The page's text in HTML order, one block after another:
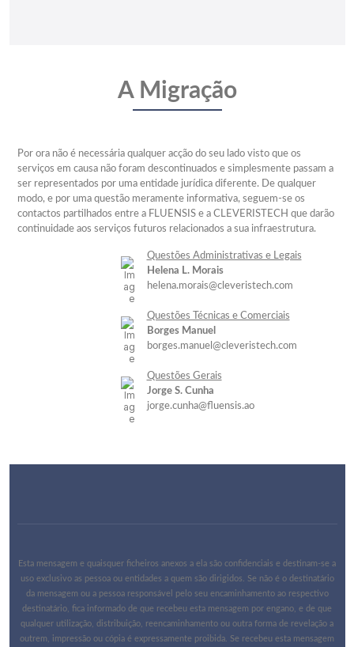
A Migração
Por ora não é necessária qualquer acção do seu lado visto que os
serviços em causa não foram descontinuados e simplesmente passam a
ser representados por uma entidade jurídica diferente. De qualquer
modo, e por uma questão meramente informativa, seguem-se os
contactos partilhados entre a FLUENSIS e a CLEVERISTECH que darão
continuidade aos serviços futuros relacionados a sua infraestrutura.
Questões Administrativas e Legais
Helena L. Morais
helena.morais@cleveristech.com
Questões Técnicas e Comerciais
Borges Manuel
borges.manuel@cleveristech.com
Questões Gerais
Jorge S. Cunha
jorge.cunha@fluensis.ao
Esta mensagem e quaisquer ficheiros anexos a ela são confidenciais e destinam-se a
uso exclusivo as pessoa ou entidades a quem são dirigidos. Se não é o destinatário
da mensagem ou a pessoa responsável pelo seu encaminhamento ao respectivo
destinatário, fica informado de que recebeu esta mensagem por engano, e de que
qualquer utilização, distribuição, reencaminhamento ou outra forma de revelação a
outrem, impressão ou cópia é expressamente proibida. Se recebeu esta mensagem